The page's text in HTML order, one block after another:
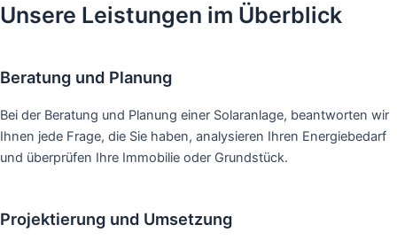
Unsere Leistungen im Überblick
Beratung und Planung
Bei der Beratung und Planung einer Solaranlage, beantworten wir
Ihnen jede Frage, die Sie haben, analysieren Ihren Energiebedarf
und überprüfen Ihre Immobilie oder Grundstück.
Projektierung und Umsetzung